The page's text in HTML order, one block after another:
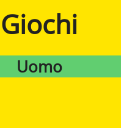
Giochi
Uomo